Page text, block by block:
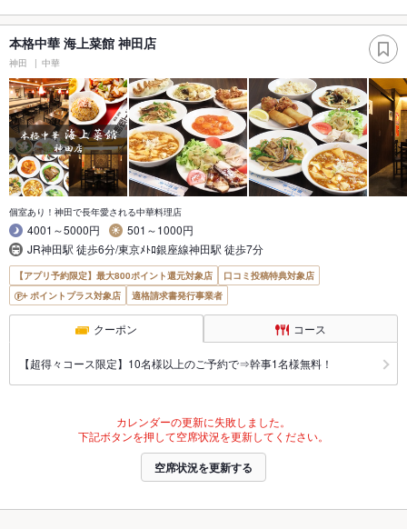
本格中華 海上菜館 神田店
神田 中華
個室あり！神田で長年愛される中華料理店
4001～5000円
501～1000円
JR神田駅 徒歩6分/東京ﾒﾄﾛ銀座線神田駅 徒歩7分
【アプリ予約限定】最大800ポイント還元対象店
口コミ投稿特典対象店
ポイントプラス対象店
適格請求書発行事業者
クーポン コース
【超得々コース限定】10名様以上のご予約で⇒幹事1名様無料！
カレンダーの更新に失敗しました。
下記ボタンを押して空席状況を更新してください。
空席状況を更新する